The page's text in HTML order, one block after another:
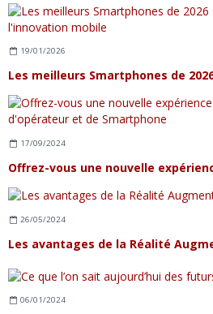
19/01/2026
17/09/2024
26/05/2024
Les avantages de la Réalité
06/01/2024